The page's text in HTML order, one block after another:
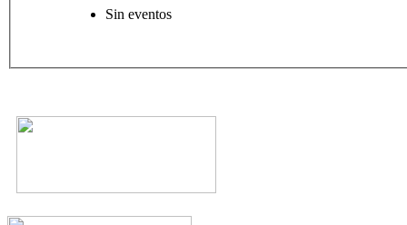
Sin eventos